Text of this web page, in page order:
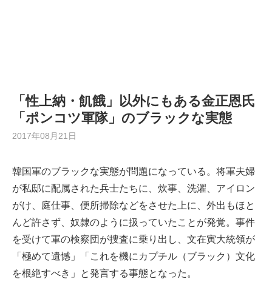
「性上納・飢餓」以外にもある金正恩氏
「ポンコツ軍隊」のブラックな実態
2017年08月21日
韓国軍のブラックな実態が問題になっている。将軍夫婦
が私邸に配属された兵士たちに、炊事、洗濯、アイロン
がけ、庭仕事、便所掃除などをさせた上に、外出もほと
んど許さず、奴隷のように扱っていたことが発覚。事件
を受けて軍の検察団が捜査に乗り出し、文在寅大統領が
「極めて遺憾」「これを機にカプチル（ブラック）文化
を根絶すべき」と発言する事態となった。